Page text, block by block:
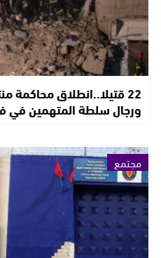
22 قتيلا..انطلاق
ورجال سلطة المتهمين في
مجتمع